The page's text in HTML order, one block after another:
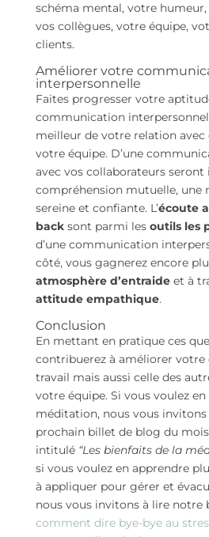
schéma mental, votre
vos collègues, votre équipe,
clients.
Améliorer votre
interpersonnelle
Faites progresser votre
communication
meilleur de votre relation
votre équipe. D’une
avec vos collaborateurs seront
compréhension mutuelle, une
sereine et confiante. L’écoute
backsont parmi les outils les
d’une communication
côté, vous gagnerez encore
atmosphère d’entraideet à
attitude empathique.
Conclusion
En mettant en pratique ces
contribuerez à améliorer votre
travail mais aussi celle des
votre équipe. Si vous voulez
méditation, nous vous
prochain billet de blog du
intitulé “Les bienfaits de la
si vous voulez en apprendre
à appliquer pour gérer et
nous vous invitons à lire notre
comment dire bye-bye au